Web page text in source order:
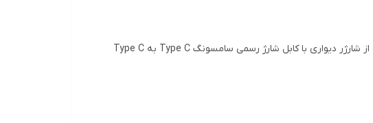
شارژر دیواری سامسونگ EP-TA۸۰۰ برای شارژ سریع تا ۲۵W را برای دستگاههای سازگار فراهم می کند. برای نتیجه بهینه از شارژر دیواری با کابل شارژ رسمی سامسونگ Type C به Type C